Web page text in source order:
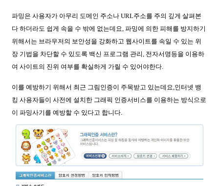
파밍은 사용자가 아무리 도메인 주소나 URL주소를 주의 깊게 살펴본
다 하더라도 쉽게 속을 수 밖에 없는데요, 파밍에 의한 피해를 방지하기
위해서는 브라우저의 보안성을 강화하고 웹사이트를 속일 수 있는 위
장 기법을 차단할 수 있도록 백신 프로그램 관리, 전자서명등을 이용하
여 사이트의 진위 여부를 확실하게 가릴 수 있어야한다.
이를 예방하기 위해서 최근 그림인증이 주목받고 있는데요,인터넷 뱅
킹 사용자들이 사전에 설치한 그래픽 인증서비스를 이용하는 방식으로
이 파밍사기를 예방할 수 있다고 합니다.